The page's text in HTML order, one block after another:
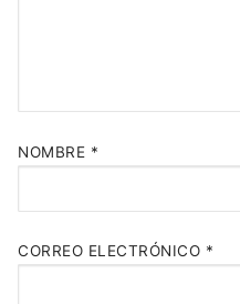
NOMBRE *
CORREO ELECTRÓNICO *